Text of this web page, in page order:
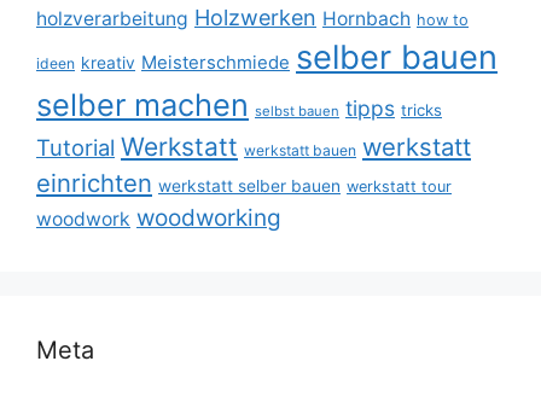
holzverarbeitung Holzwerken Hornbach how to
ideen kreativ Meisterschmiede selber bauen
selber machen selbst bauen tipps tricks
Tutorial Werkstatt werkstatt bauen werkstatt
einrichten werkstatt selber bauen werkstatt tour
woodwork woodworking
Meta